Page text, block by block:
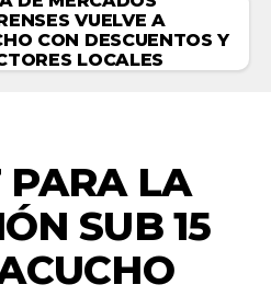
VUELVE A
CON DESCUENTOS Y
LOCALES
PARA LA
SUB 15